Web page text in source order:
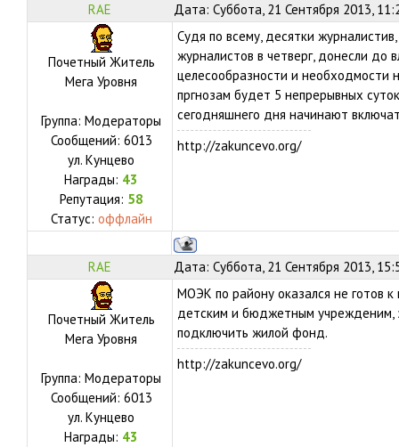
RAE Дата: Суббота, 21 Сентября 2013,
Почетный Житель
Мега Уровня
Группа: Модераторы
Сообщений: 6013
ул. Кунцево
Награды: 43
Репутация: 58
Статус: оффлайн
Судя по всему, десятки
журналистов в четверг, донесли до
целесообразности и необходмости
пргнозам будет 5 непрерывных
сегодняшнего дня начинают
http://zakuncevo.org/
RAE Дата: Суббота, 21 Сентября 2013,
Почетный Житель
Мега Уровня
Группа: Модераторы
Сообщений: 6013
ул. Кунцево
Награды: 43
МОЭК по району оказался не готов к
детским и бюджетным учрежденим,
подключить жилой фонд.
http://zakuncevo.org/